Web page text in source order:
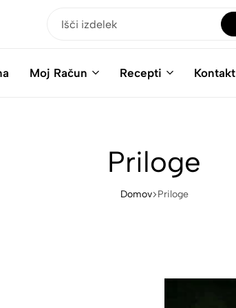
Moj Račun Recepti Kontakt
Priloge
Domov Priloge